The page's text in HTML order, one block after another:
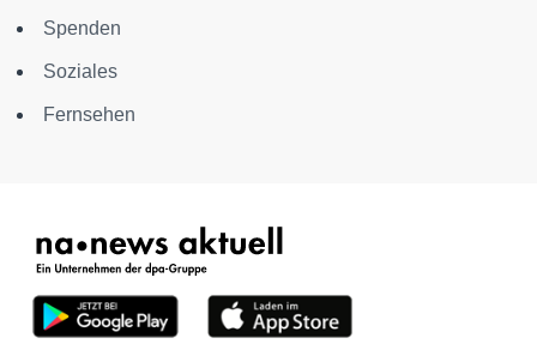
Spenden
Soziales
Fernsehen